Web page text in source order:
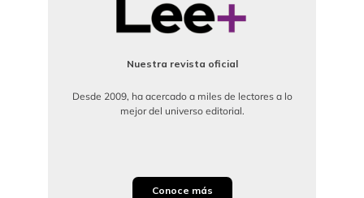
Nuestra revista oficial
Desde 2009, ha acercado a miles de lectores a lo
mejor del universo editorial.
Conoce más